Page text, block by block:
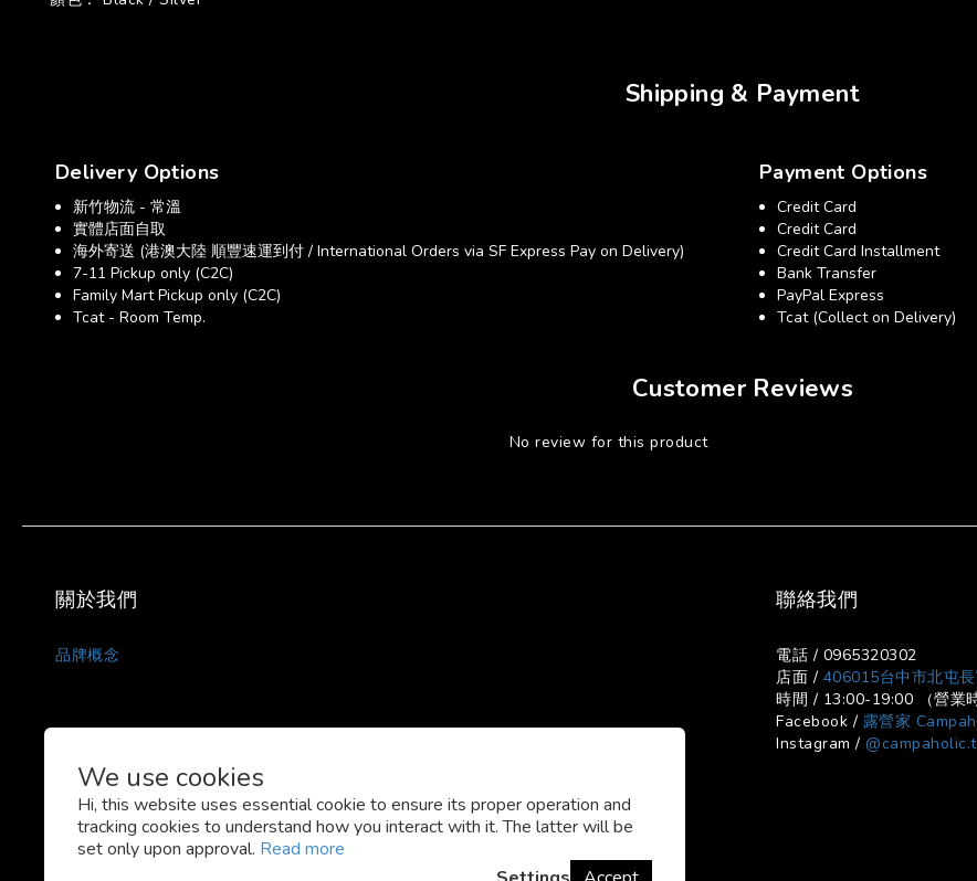
We use cookies
Hi, this website uses essential cookie to ensure its proper operation and
tracking cookies to understand how you interact with it. The latter will be
set only upon approval. Read more
Shipping & Payment
Delivery Options
新竹物流 - 常溫
實體店面自取
海外寄送 (港澳大陸 順豐速運到付 / International Orders via SF Express Pay on Delivery)
7-11 Pickup only (C2C)
Family Mart Pickup only (C2C)
Tcat - Room Temp.
Payment Options
Credit Card
Credit Card
Credit Card Installment
Bank Transfer
PayPal Express
Tcat (Collect on Delivery)
Customer Reviews
No review for this product
關於我們
品牌概念
聯絡我們
電話 / 0965320302
店面 / 406015台中市北屯
時間 / 13:00-19:00 （營業
Facebook / 露營家
Instagram /